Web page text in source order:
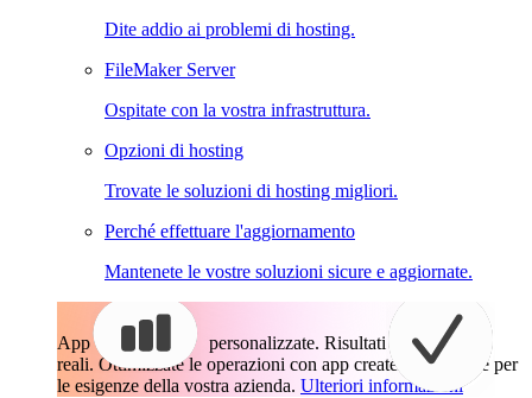
Dite addio ai problemi di hosting.
FileMaker Server
Ospitate con la vostra infrastruttura.
Opzioni di hosting
Trovate le soluzioni di hosting migliori.
Perché effettuare l'aggiornamento
Mantenete le vostre soluzioni sicure e aggiornate.
App
personalizzate. Risultati
reali. Ottimizzate le operazioni con app create esattamente per
le esigenze della vostra azienda. Ulteriori informazioni